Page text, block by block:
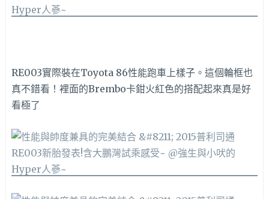
RE003實際裝在Toyota 86性能跑車上樣子。這個輪框也
真不錯看！裡面的Brembo卡鉗火紅色的搭配起來真是好
看極了